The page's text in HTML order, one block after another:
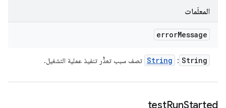
المعلَمات
errorMessage
String
:
String تصف سبب تعذُّر تنفيذ عملية التشغيل.
testRunStarted